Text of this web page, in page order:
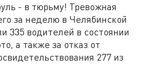
- в тюрьму! Тревожная
за неделю в Челябинской
335 водителей в состоянии
а также за отказ от
277 из